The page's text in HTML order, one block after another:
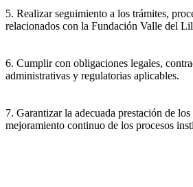
5. Realizar seguimiento a los trámites,
relacionados con la Fundación Valle del
6. Cumplir con obligaciones legales,
administrativas y regulatorias aplicables.
7. Garantizar la adecuada prestación de
mejoramiento continuo de los procesos